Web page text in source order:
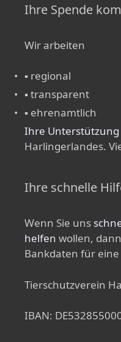
Ihre Spende
Wir arbeiten
▪ regional
▪ transparent
▪ ehrenamtlich
Ihre Unterstützung
Harlingerlandes.
Ihre schnelle
Wenn Sie uns
helfen wollen,
Bankdaten für
Tierschutzverein
IBAN: